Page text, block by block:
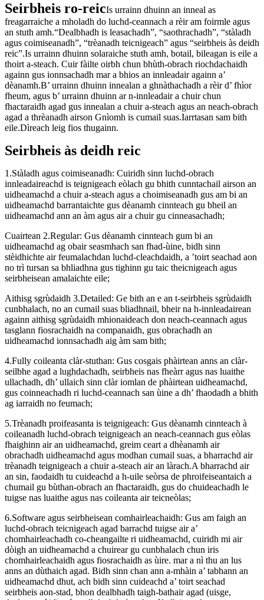
Seirbheis ro-reicIs urrainn dhuinn an inneal as
freagarraiche a mholadh do luchd-ceannach a rèir am foirmle agus
an stuth amh.“Dealbhadh is leasachadh”, “saothrachadh”, “stàladh
agus coimiseanadh”, “trèanadh teicnigeach” agus “seirbheis às deidh
reic”.Is urrainn dhuinn solaraiche stuth amh, botail, bileagan is eile a
thoirt a-steach. Cuir fàilte oirbh chun bhùth-obrach riochdachaidh
againn gus ionnsachadh mar a bhios an innleadair againn a’
dèanamh.B’ urrainn dhuinn innealan a ghnàthachadh a rèir d’ fhìor
fheum, agus b’ urrainn dhuinn ar n-innleadair a chuir chun
fhactaraidh agad gus innealan a chuir a-steach agus an neach-obrach
agad a thrèanadh airson Gnìomh is cumail suas.Iarrtasan sam bith
eile.Dìreach leig fios thugainn.
Seirbheis às deidh reic
1.Stàladh agus coimiseanadh: Cuiridh sinn luchd-obrach
innleadaireachd is teignigeach eòlach gu bhith cunntachail airson an
uidheamachd a chuir a-steach agus a choimiseanadh gus am bi an
uidheamachd barrantaichte gus dèanamh cinnteach gu bheil an
uidheamachd ann an àm agus air a chuir gu cinneasachadh;
Cuairtean 2.Regular: Gus dèanamh cinnteach gum bi an
uidheamachd ag obair seasmhach san fhad-ùine, bidh sinn
stèidhichte air feumalachdan luchd-cleachdaidh, a ’toirt seachad aon
no trì tursan sa bhliadhna gus tighinn gu taic theicnigeach agus
seirbheisean amalaichte eile;
Aithisg sgrùdaidh 3.Detailed: Ge bith an e an t-seirbheis sgrùdaidh
cunbhalach, no an cumail suas bliadhnail, bheir na h-innleadairean
againn aithisg sgrùdaidh mhionaideach don neach-ceannach agus
tasglann fiosrachaidh na companaidh, gus obrachadh an
uidheamachd ionnsachadh aig àm sam bith;
4.Fully coileanta clàr-stuthan: Gus cosgais phàirtean anns an clàr-
seilbhe agad a lughdachadh, seirbheis nas fheàrr agus nas luaithe
ullachadh, dh’ ullaich sinn clàr iomlan de phàirtean uidheamachd,
gus coinneachadh ri luchd-ceannach san ùine a dh’ fhaodadh a bhith
ag iarraidh no feumach;
5.Trèanadh proifeasanta is teignigeach: Gus dèanamh cinnteach à
coileanadh luchd-obrach teignigeach an neach-ceannach gus eòlas
fhaighinn air an uidheamachd, greim ceart a dhèanamh air
obrachadh uidheamachd agus modhan cumail suas, a bharrachd air
trèanadh teignigeach a chuir a-steach air an làrach.A bharrachd air
an sin, faodaidh tu cuideachd a h-uile seòrsa de phroifeiseantaich a
chumail gu bùthan-obrach an fhactaraidh, gus do chuideachadh le
tuigse nas luaithe agus nas coileanta air teicneòlas;
6.Software agus seirbheisean comhairleachaidh: Gus am faigh an
luchd-obrach teicnigeach agad barrachd tuigse air a’
chomhairleachadh co-cheangailte ri uidheamachd, cuiridh mi air
dòigh an uidheamachd a chuirear gu cunbhalach chun iris
chomhairleachaidh agus fiosrachaidh as ùire. mar a nì thu an lus
anns an dùthaich agad. Bidh sinn chan ann a-mhàin a’ tabhann an
uidheamachd dhut, ach bidh sinn cuideachd a’ toirt seachad
seirbheis aon-stad, bhon dealbhadh taigh-bathair agad (uisge,